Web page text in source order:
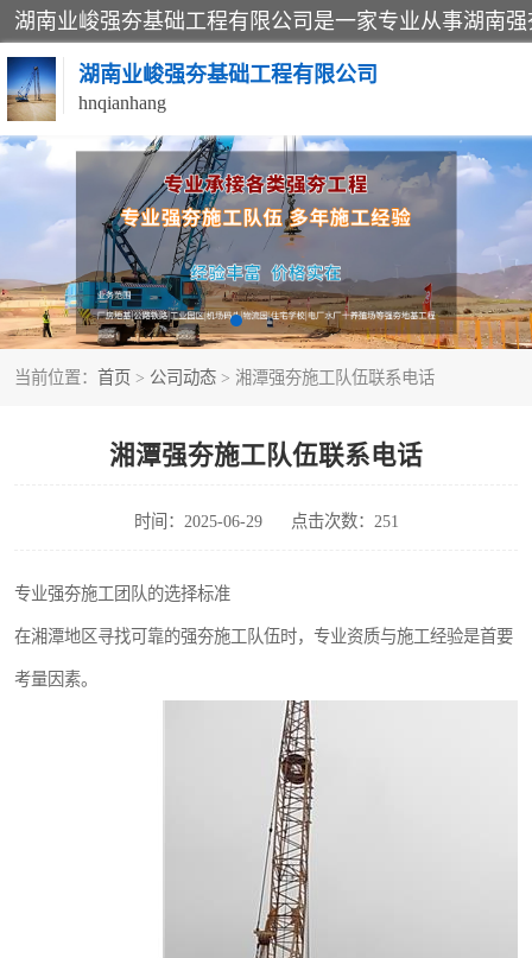
湖南业峻强夯基础工程有限公司
hnqianhang
当前位置： 首页 > 公司动态 > 湘潭强夯施工队伍联系电话
湘潭强夯施工队伍联系电话
时间：2025-06-29 点击次数：251
专业强夯施工团队的选择标准
在湘潭地区寻找可靠的强夯施工队伍时，专业资质与施工经验是首要
考量因素。
强夯施工案例
强夯施工工程
强夯队伍